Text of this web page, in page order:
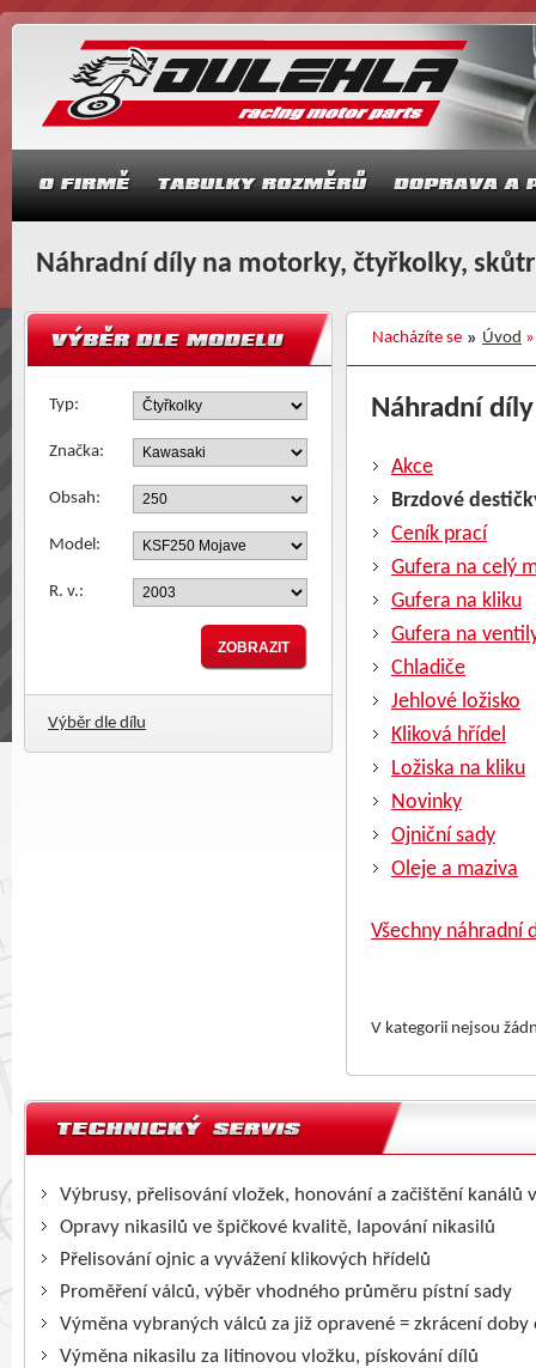
Náhradní díly na motorky, čtyřkolky,
Nacházíte se Úvod
Typ:
Značka:
Obsah:
Model:
R. v.:
Výběr dle dílu
Náhradní
Akce
Brzdové
Ceník prací
Gufera na celý
Gufera na kliku
Gufera na
Chladiče
Jehlové ložisko
Kliková hřídel
Ložiska na kliku
Novinky
Ojniční sady
Oleje a maziva
Všechny náhradní
V kategorii nejsou
Výbrusy, přelisování vložek, honování a začištění kanálů
Opravy nikasilů ve špičkové kvalitě, lapování nikasilů
Přelisování ojnic a vyvážení klikových hřídelů
Proměření válců, výběr vhodného průměru pístní sady
Výměna vybraných válců za již opravené = zkrácení doby
Výměna nikasilu za litinovou vložku, pískování dílů